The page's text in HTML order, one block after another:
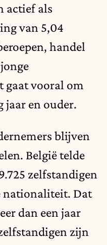
actief als
van 5,04
handel
gaat vooral om
en ouder.
blijven
België telde
zelfstandigen
nationaliteit. Dat
dan een jaar
zijn